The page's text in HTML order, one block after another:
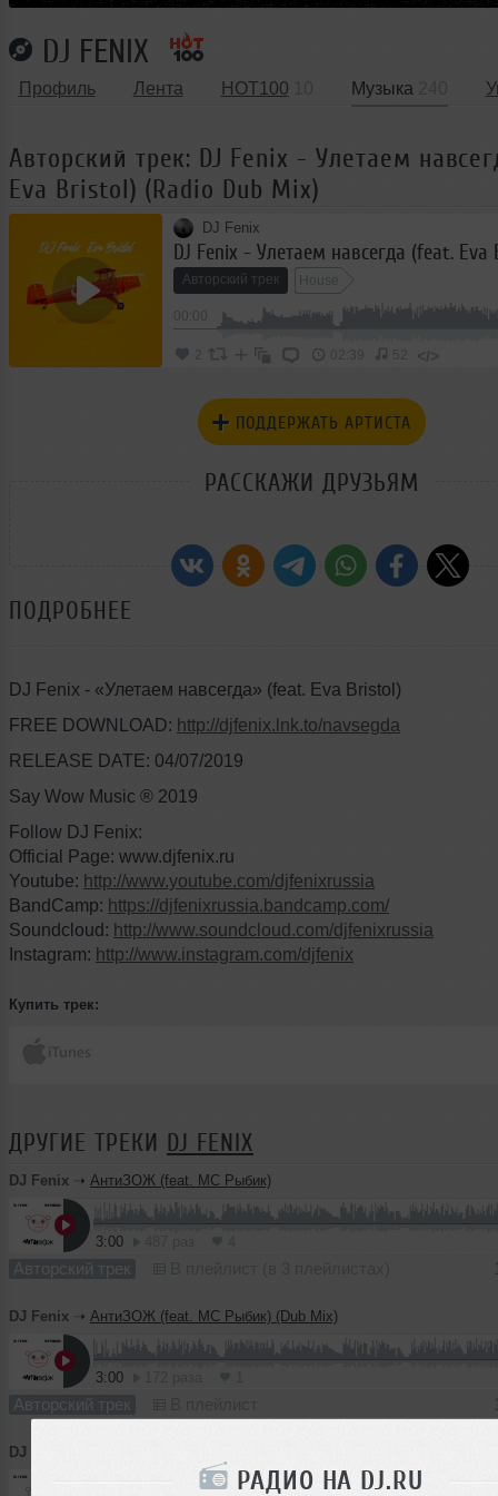
РАДИО НА DJ.RU
DJ FENIX
Профиль Лента HOT100 Музыка
Авторский трек: DJ Fenix - Улетаем
Eva Bristol) (Radio Dub Mix)
DJ Fenix
Авторский трек House
2 02:39 52 </>
ПОДДЕРЖАТЬ АРТИСТА
РАССКАЖИ ДРУЗЬЯМ
ПОДРОБНЕЕ
DJ Fenix - «Улетаем навсегда» (feat. Eva Bristol)
FREE DOWNLOAD: http://djfenix.lnk.to/navsegda
RELEASE DATE: 04/07/2019
Say Wow Music ® 2019
Follow DJ Fenix:
Official Page: www.djfenix.ru
Youtube: http://www.youtube.com/djfenixrussia
BandCamp: https://djfenixrussia.bandcamp.com/
Soundcloud: http://www.soundcloud.com/djfenixrussia
Instagram: http://www.instagram.com/djfenix
Купить трек:
ДРУГИЕ ТРЕКИ DJ FENIX
DJ Fenix ➝ АнтиЗОЖ (feat. MC Рыбик)
3:00
Авторский трек
DJ Fenix ➝ АнтиЗОЖ (feat. MC Рыбик) (Dub Mix)
3:00
Авторский трек
DJ Fenix